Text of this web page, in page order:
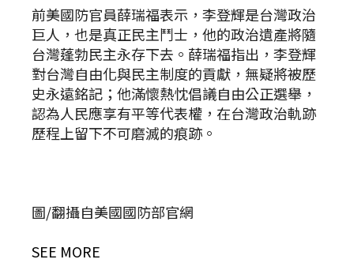
前美國防官員薛瑞福表示，李登輝是台灣政治
巨人，也是真正民主鬥士，他的政治遺產將隨
台灣蓬勃民主永存下去。薛瑞福指出，李登輝
對台灣自由化與民主制度的貢獻，無疑將被歷
史永遠銘記；他滿懷熱忱倡議自由公正選舉，
認為人民應享有平等代表權，在台灣政治軌跡
歷程上留下不可磨滅的痕跡。
圖/翻攝自美國國防部官網
SEE MORE